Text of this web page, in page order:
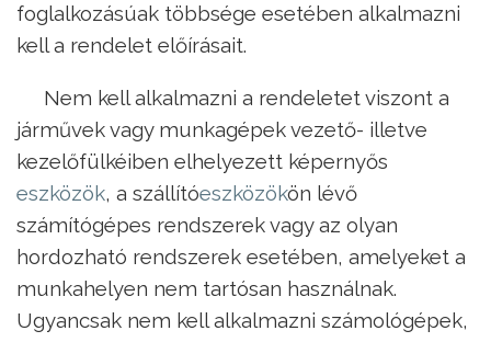
foglalkozásúak többsége esetében alkalmazni
kell a rendelet előírásait.
Nem kell alkalmazni a rendeletet viszont a
járművek vagy munkagépek vezető- illetve
kezelőfülkéiben elhelyezett képernyős
eszközök, a szállítóeszközökön lévő
számítógépes rendszerek vagy az olyan
hordozható rendszerek esetében, amelyeket a
munkahelyen nem tartósan használnak.
Ugyancsak nem kell alkalmazni számológépek,